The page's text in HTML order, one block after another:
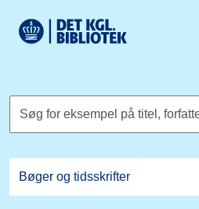
Det Kongelige Biblioteks logo.
Søg for eksempel på titel, forfatter,